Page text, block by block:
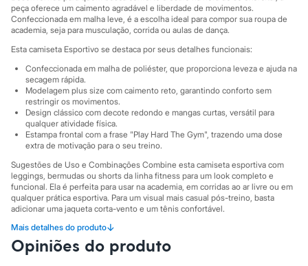
Moda esportiva
Acessórios
Blusas
Calçados
Shorts e Bermudas
Tops
Moda íntima
Calcinhas
Cintas e Modeladores
Meias
Pijamas
Sutiãs e Tops
Moda praia
Biquínis
Maiôs
Saídas de praia
Personagens
Plus size
Blusas e Camisetas
Calças
peça oferece um caimento agradável e liberdade de movimentos.
Confeccionada em malha leve, é a escolha ideal para compor sua roupa de
academia, seja para musculação, corrida ou aulas de dança.
Esta camiseta Esportivo se destaca por seus detalhes funcionais:
Confeccionada em malha de poliéster, que proporciona leveza e ajuda na
secagem rápida.
Modelagem plus size com caimento reto, garantindo conforto sem
restringir os movimentos.
Design clássico com decote redondo e mangas curtas, versátil para
qualquer atividade física.
Estampa frontal com a frase "Play Hard The Gym", trazendo uma dose
extra de motivação para o seu treino.
Sugestões de Uso e Combinações Combine esta camiseta esportiva com
leggings, bermudas ou shorts da linha fitness para um look completo e
funcional. Ela é perfeita para usar na academia, em corridas ao ar livre ou em
qualquer prática esportiva. Para um visual mais casual pós-treino, basta
adicionar uma jaqueta corta-vento e um tênis confortável.
A gente se encontra na C&A! ❤
Mais detalhes do produto↓
Informacoes gerais:
Opiniões do produto